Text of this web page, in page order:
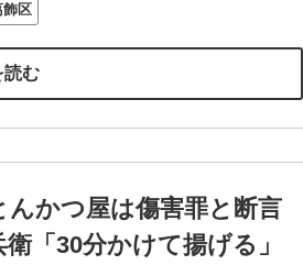
飾区
読む
んかつ屋は傷害罪と断言
「30分かけて揚げる」